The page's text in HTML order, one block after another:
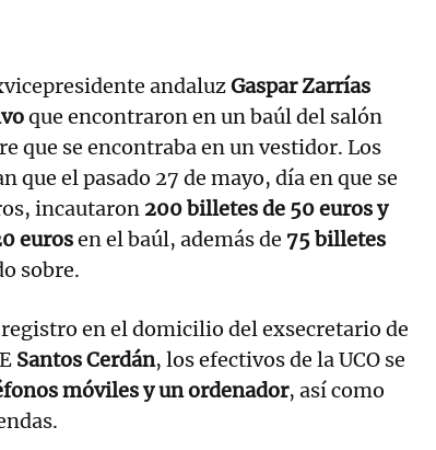
andaluzGaspar Zarrías
que encontraron en un baúl del salón
que se encontraba en un vestidor. Los
que el pasado 27 de mayo, día en que se
incautaron 200 billetes de 50 euros y
eurosen el baúl, además de 75 billetes
sobre.
en el domicilio del exsecretario de
Santos Cerdán, los efectivos de la UCO se
móviles y un ordenador, así como